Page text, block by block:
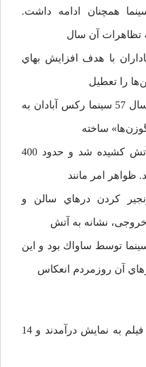
همچنان ادامه داشت.
تظاهرات آن سال
با هدف افزايش بهاي
را تعطيل
كردند. در 28 مرداد سال 57 سينما ركس آبادان به
ساخته
مسعود كيميائي به آتش كشيده شد و حدود 400
ظواهر امر مانند
كردن درهاي سالن و
نشانه به آتش
توسط ساواك بود و این
آن روزمردم انعكاس
در سال 57 فقط 18 فيلم به نمايش درآمدند و 14